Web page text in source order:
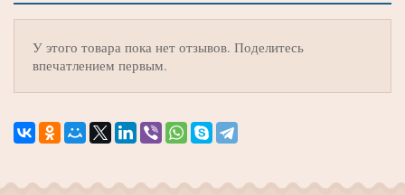
У этого товара пока нет отзывов. Поделитесь
впечатлением первым.